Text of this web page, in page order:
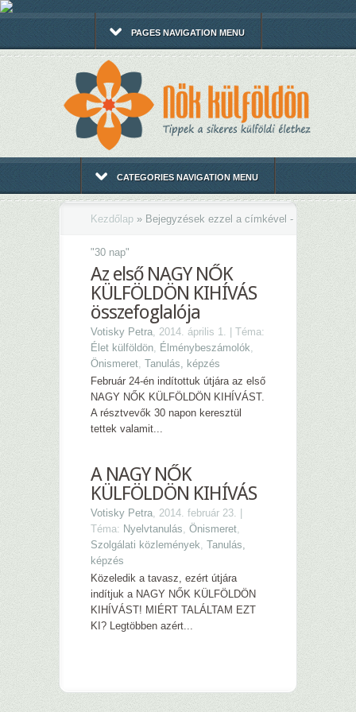
PAGES NAVIGATION MENU
CATEGORIES NAVIGATION MENU
Kezdőlap » Bejegyzések ezzel a címkével -
"30 nap"
Az első NAGY NŐK
KÜLFÖLDÖN KIHÍVÁS
összefoglalója
Votisky Petra, 2014. április 1. | Téma:
Élet külföldön, Élménybeszámolók,
Önismeret, Tanulás, képzés
Február 24-én indítottuk útjára az első
NAGY NŐK KÜLFÖLDÖN KIHÍVÁST.
A résztvevők 30 napon keresztül
tettek valamit...
A NAGY NŐK
KÜLFÖLDÖN KIHÍVÁS
Votisky Petra, 2014. február 23. |
Téma: Nyelvtanulás, Önismeret,
Szolgálati közlemények, Tanulás,
képzés
Közeledik a tavasz, ezért útjára
indítjuk a NAGY NŐK KÜLFÖLDÖN
KIHÍVÁST! MIÉRT TALÁLTAM EZT
KI? Legtöbben azért...